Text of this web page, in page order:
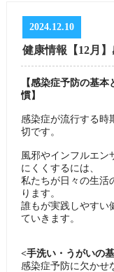
2024.12.10
健康情報【12月
【感染症予防の基
慣】
感染症が流行する時
切です。
風邪やインフルエン
にくくするには、
私たちが日々の生活
ります。
誰もが実践しやすい
ていきます。
<手洗い・うがいの
感染症予防に欠かせ